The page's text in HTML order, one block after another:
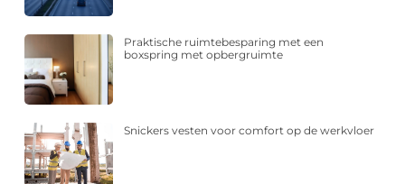
Praktische ruimtebesparing met een
boxspring met opbergruimte
Snickers vesten voor comfort op de werkvloer